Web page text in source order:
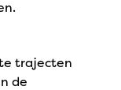
trajecten
de